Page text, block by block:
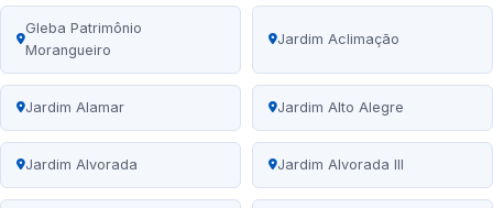
Gleba Patrimônio
Morangueiro
Jardim Aclimação
Jardim Alamar Jardim Alto Alegre
Jardim Alvorada Jardim Alvorada III